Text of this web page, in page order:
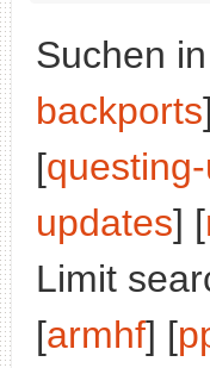
Suchen
backports
[
updates] [
Limit
[armhf] [